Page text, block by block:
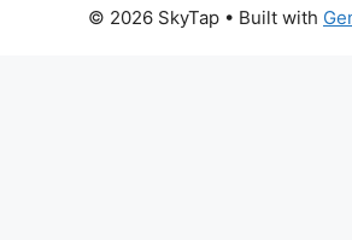
© 2026 SkyTap • Built with